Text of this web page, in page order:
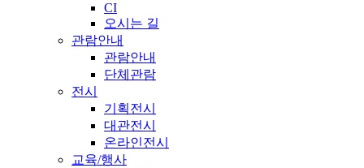
CI
오시는 길
관람안내
관람안내
단체관람
전시
기획전시
대관전시
온라인전시
교육/행사